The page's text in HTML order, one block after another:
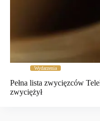
Wydarzenia
Pełna lista zwycięzców
zwyciężył